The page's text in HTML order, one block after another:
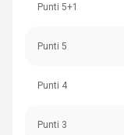
Punti 5+1
Punti 5
Punti 4
Punti 3